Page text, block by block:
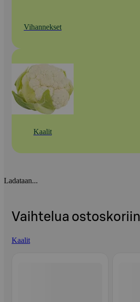
Vihannekset
Kaalit
Ladataan...
Vaihtelua ostoskoriin
Kaalit